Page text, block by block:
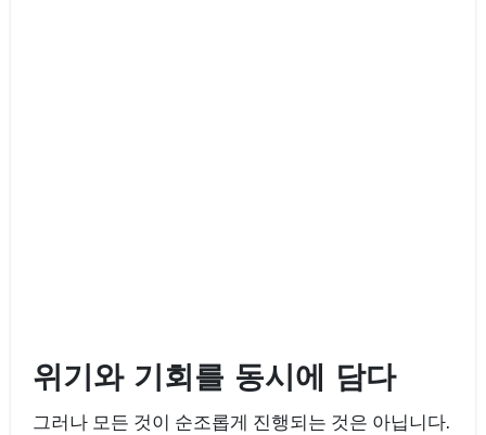
위기와 기회를 동시에 담다
그러나 모든 것이 순조롭게 진행되는 것은 아닙니다.